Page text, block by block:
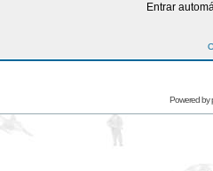
Entrar
Powered by